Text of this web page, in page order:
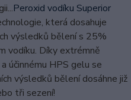
Peroxid vodíku Superior
která dosahuje
výsledků bělení s 25%
vodíku. Díky extrémně
účinnému HPS gelu se
výsledků bělení dosáhne již
tři sezení!